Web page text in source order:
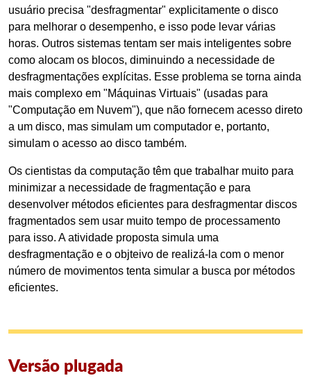
usuário precisa "desfragmentar" explicitamente o disco
para melhorar o desempenho, e isso pode levar várias
horas. Outros sistemas tentam ser mais inteligentes sobre
como alocam os blocos, diminuindo a necessidade de
desfragmentações explícitas. Esse problema se torna ainda
mais complexo em "Máquinas Virtuais" (usadas para
"Computação em Nuvem"), que não fornecem acesso direto
a um disco, mas simulam um computador e, portanto,
simulam o acesso ao disco também.
Os cientistas da computação têm que trabalhar muito para
minimizar a necessidade de fragmentação e para
desenvolver métodos eficientes para desfragmentar discos
fragmentados sem usar muito tempo de processamento
para isso. A atividade proposta simula uma
desfragmentação e o objteivo de realizá-la com o menor
número de movimentos tenta simular a busca por métodos
eficientes.
Versão plugada